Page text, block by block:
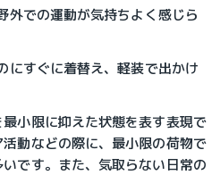
外での運動が気持ちよく感じら
にすぐに着替え、軽装で出かけ
最小限に抑えた状態を表す表現で
動などの際に、最小限の荷物で
です。また、気取らない日常の